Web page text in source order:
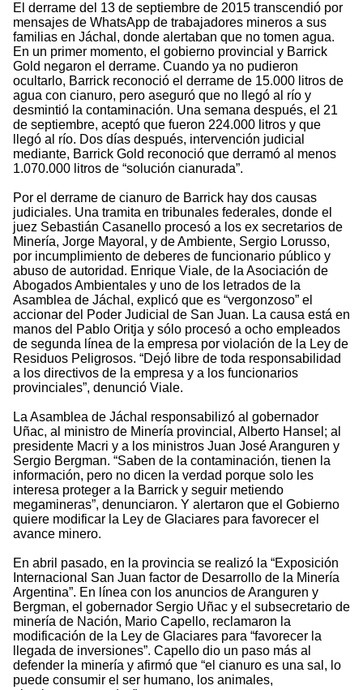
El derrame del 13 de septiembre de 2015 transcendió por
mensajes de WhatsApp de trabajadores mineros a sus
familias en Jáchal, donde alertaban que no tomen agua.
En un primer momento, el gobierno provincial y Barrick
Gold negaron el derrame. Cuando ya no pudieron
ocultarlo, Barrick reconoció el derrame de 15.000 litros de
agua con cianuro, pero aseguró que no llegó al río y
desmintió la contaminación. Una semana después, el 21
de septiembre, aceptó que fueron 224.000 litros y que
llegó al río. Dos días después, intervención judicial
mediante, Barrick Gold reconoció que derramó al menos
1.070.000 litros de “solución cianurada”.
Por el derrame de cianuro de Barrick hay dos causas
judiciales. Una tramita en tribunales federales, donde el
juez Sebastián Casanello procesó a los ex secretarios de
Minería, Jorge Mayoral, y de Ambiente, Sergio Lorusso,
por incumplimiento de deberes de funcionario público y
abuso de autoridad. Enrique Viale, de la Asociación de
Abogados Ambientales y uno de los letrados de la
Asamblea de Jáchal, explicó que es “vergonzoso” el
accionar del Poder Judicial de San Juan. La causa está en
manos del Pablo Oritja y sólo procesó a ocho empleados
de segunda línea de la empresa por violación de la Ley de
Residuos Peligrosos. “Dejó libre de toda responsabilidad
a los directivos de la empresa y a los funcionarios
provinciales”, denunció Viale.
La Asamblea de Jáchal responsabilizó al gobernador
Uñac, al ministro de Minería provincial, Alberto Hansel; al
presidente Macri y a los ministros Juan José Aranguren y
Sergio Bergman. “Saben de la contaminación, tienen la
información, pero no dicen la verdad porque solo les
interesa proteger a la Barrick y seguir metiendo
megamineras”, denunciaron. Y alertaron que el Gobierno
quiere modificar la Ley de Glaciares para favorecer el
avance minero.
En abril pasado, en la provincia se realizó la “Exposición
Internacional San Juan factor de Desarrollo de la Minería
Argentina”. En línea con los anuncios de Aranguren y
Bergman, el gobernador Sergio Uñac y el subsecretario de
minería de Nación, Mario Capello, reclamaron la
modificación de la Ley de Glaciares para “favorecer la
llegada de inversiones”. Capello dio un paso más al
defender la minería y afirmó que “el cianuro es una sal, lo
puede consumir el ser humano, los animales,